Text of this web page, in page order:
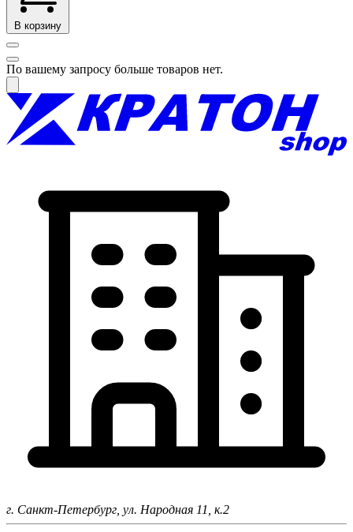
В корзину
По вашему запросу больше товаров нет.
г. Санкт-Петербург, ул. Народная 11, к.2